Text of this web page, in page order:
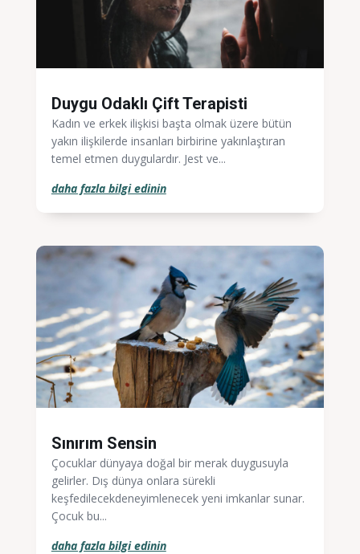
Duygu Odaklı Çift Terapisti
Kadın ve erkek ilişkisi başta olmak üzere bütün
yakın ilişkilerde insanları birbirine yakınlaştıran
temel etmen duygulardır. Jest ve...
daha fazla bilgi edinin
Sınırım Sensin
Çocuklar dünyaya doğal bir merak duygusuyla
gelirler. Dış dünya onlara sürekli
keşfedilecekdeneyimlenecek yeni imkanlar sunar.
Çocuk bu...
daha fazla bilgi edinin